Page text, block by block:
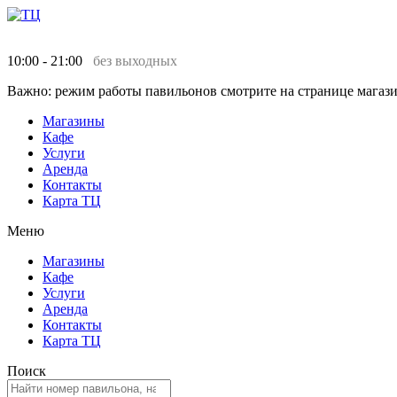
10:00 - 21:00 без выходных
Важно: режим работы павильонов смотрите на странице
Магазины
Кафе
Услуги
Аренда
Контакты
Карта ТЦ
Меню
Магазины
Кафе
Услуги
Аренда
Контакты
Карта ТЦ
Поиск